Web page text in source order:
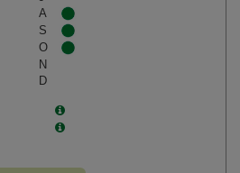
A
S
O
N
D